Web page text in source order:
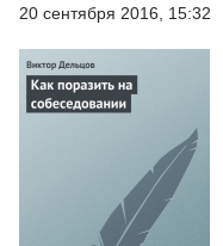
20 сентября 2016, 15:32